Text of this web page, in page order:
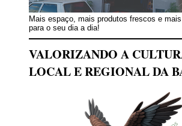
Mais espaço, mais produtos frescos e
para o seu dia a dia!
VALORIZANDO A
LOCAL E REGIONAL DA